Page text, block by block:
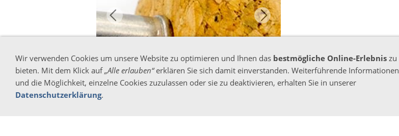
Wir verwenden Cookies um unsere Website zu optimieren und Ihnen das bestmögliche Online-Erlebnis zu
bieten. Mit dem Klick auf„Alle erlauben“erklären Sie sich damit einverstanden. Weiterführende Informationen
und die Möglichkeit, einzelne Cookies zuzulassen oder sie zu deaktivieren, erhalten Sie in unserer
Datenschutzerklärung.